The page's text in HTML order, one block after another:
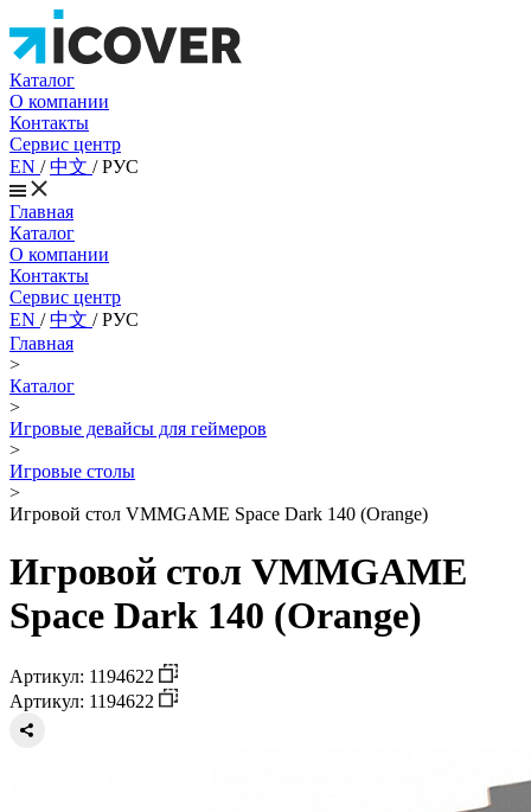
Каталог
О компании
Контакты
Сервис центр
EN /中文 /РУС
Главная
Каталог
О компании
Контакты
Сервис центр
EN /中文 /РУС
Главная
>
Каталог
>
Игровые девайсы для геймеров
>
Игровые столы
>
Игровой стол VMMGAME Space Dark 140 (Orange)
Игровой стол VMMGAME
Space Dark 140 (Orange)
Артикул: 1194622
Артикул: 1194622